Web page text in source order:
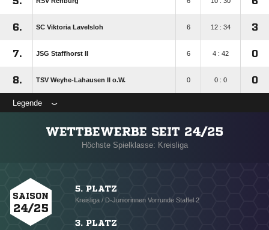
6. SC Viktoria Lavelsloh 6 12 : 34 3
7. JSG Staffhorst II 6 4 : 42 0
8. TSV Weyhe-Lahausen II o.W. 0 0 : 0 0
Legende
WETTBEWERBE SEIT 24/25
Höchste Spielklasse: Kreisliga
SAISON
24/25
5. PLATZ
Kreisliga / D-Juniorinnen Vorrunde Staffel 2
3. PLATZ